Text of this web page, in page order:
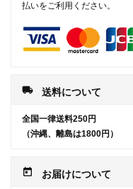
払いをご利用ください。
local_shipping 送料について
全国一律送料250円
（沖縄、離島は1800円）
today お届けについて